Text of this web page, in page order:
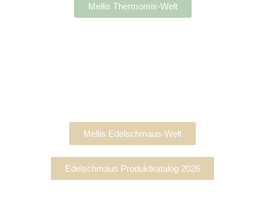
Mellis Thermomix-Welt
Mellis Edelschmaus-Welt
Edelschmaus Produktkatalog 2026